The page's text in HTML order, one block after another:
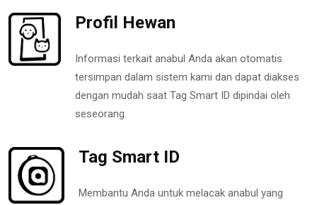
Profil Hewan
Informasi terkait anabul Anda akan otomatis
tersimpan dalam sistem kami dan dapat diakses
dengan mudah saat Tag Smart ID dipindai oleh
seseorang.
Tag Smart ID
Membantu Anda untuk melacak anabul yang